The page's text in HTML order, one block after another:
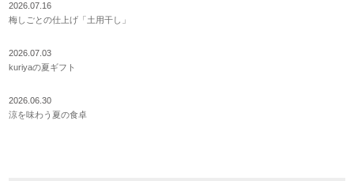
2026.07.16
梅しごとの仕上げ「土用干し」
2026.07.03
kuriyaの夏ギフト
2026.06.30
涼を味わう夏の食卓